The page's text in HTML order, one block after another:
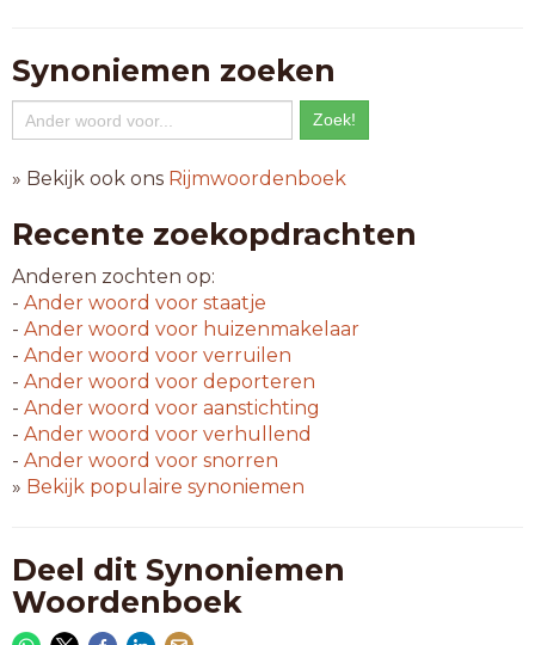
Synoniemen zoeken
» Bekijk ook ons Rijmwoordenboek
Recente zoekopdrachten
Anderen zochten op:
- Ander woord voor staatje
- Ander woord voor huizenmakelaar
- Ander woord voor verruilen
- Ander woord voor deporteren
- Ander woord voor aanstichting
- Ander woord voor verhullend
- Ander woord voor snorren
» Bekijk populaire synoniemen
Deel dit Synoniemen
Woordenboek